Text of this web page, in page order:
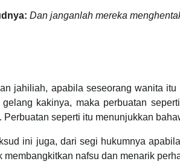
Dan janganlah mereka
apabila seseorang wanita itu
gelang kakinya, maka perbuatan
Perbuatan seperti itu menunjukkan
juga, dari segi hukumnya apabila
membangkitkan nafsu dan menarik